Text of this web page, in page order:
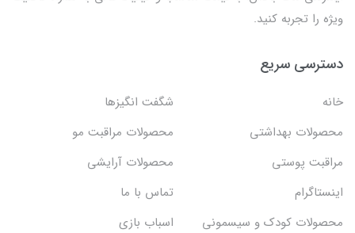
ویژه را تجربه کنید.
دسترسی سریع
خانه
شگفت انگيزها
محصولات بهداشتي
محصولات مراقبت مو
مراقبت پوستی
محصولات آرایشی
اینستاگرام
تماس با ما
محصولات کودک و سیسمونی
اسباب بازی